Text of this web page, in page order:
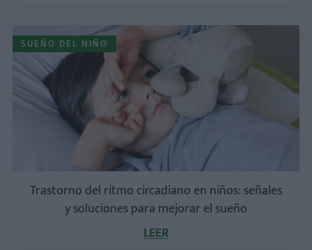
SUEÑO DEL NIÑO
Trastorno del ritmo circadiano en niños: señales
y soluciones para mejorar el sueño
LEER